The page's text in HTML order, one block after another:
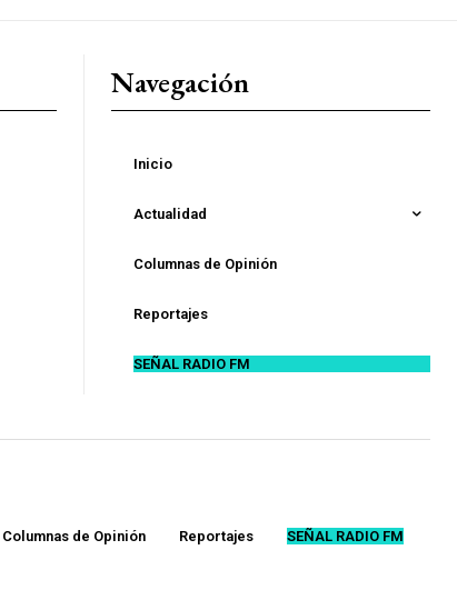
Navegación
Inicio
Actualidad
Columnas de Opinión
Reportajes
SEÑAL RADIO FM
Columnas de Opinión Reportajes SEÑAL RADIO FM